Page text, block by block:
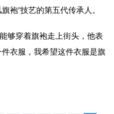
湖北 湖南
海南 重庆
云南 西藏
袍”技艺的第五代传承人。
穿着旗袍走上街头，他表
衣服，我希望这件衣服是旗